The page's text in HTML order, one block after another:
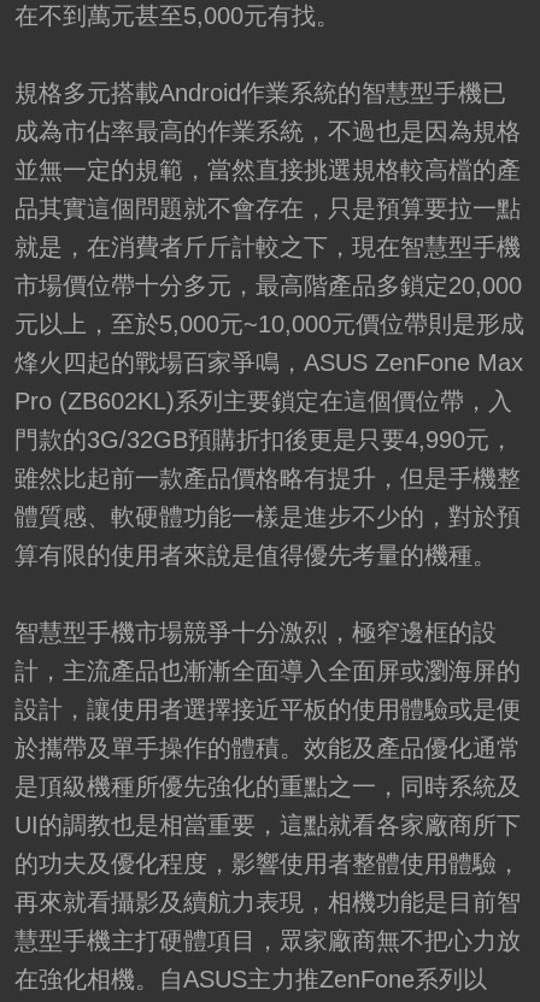
在不到萬元甚至5,000元有找。
規格多元搭載Android作業系統的智慧型手機已
成為市佔率最高的作業系統，不過也是因為規格
並無一定的規範，當然直接挑選規格較高檔的產
品其實這個問題就不會存在，只是預算要拉一點
就是，在消費者斤斤計較之下，現在智慧型手機
市場價位帶十分多元，最高階產品多鎖定20,000
元以上，至於5,000元~10,000元價位帶則是形成
烽火四起的戰場百家爭鳴，ASUS ZenFone Max
Pro (ZB602KL)系列主要鎖定在這個價位帶，入
門款的3G/32GB預購折扣後更是只要4,990元，
雖然比起前一款產品價格略有提升，但是手機整
體質感、軟硬體功能一樣是進步不少的，對於預
算有限的使用者來說是值得優先考量的機種。
智慧型手機市場競爭十分激烈，極窄邊框的設
計，主流產品也漸漸全面導入全面屏或瀏海屏的
設計，讓使用者選擇接近平板的使用體驗或是便
於攜帶及單手操作的體積。效能及產品優化通常
是頂級機種所優先強化的重點之一，同時系統及
UI的調教也是相當重要，這點就看各家廠商所下
的功夫及優化程度，影響使用者整體使用體驗，
再來就看攝影及續航力表現，相機功能是目前智
慧型手機主打硬體項目，眾家廠商無不把心力放
在強化相機。自ASUS主力推ZenFone系列以